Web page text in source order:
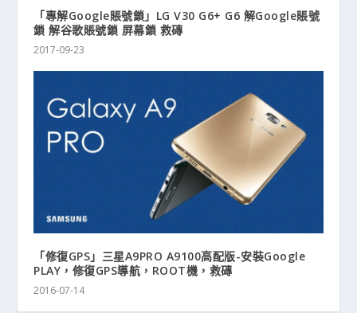
「專解Google賬號鎖」LG V30 G6+ G6 解Google賬號
鎖 解谷歌賬號鎖 屏幕鎖 救磚
2017-09-23
「修復GPS」三星A9PRO A9100高配版-安裝Google
PLAY，修復GPS導航，ROOT機，救磚
2016-07-14